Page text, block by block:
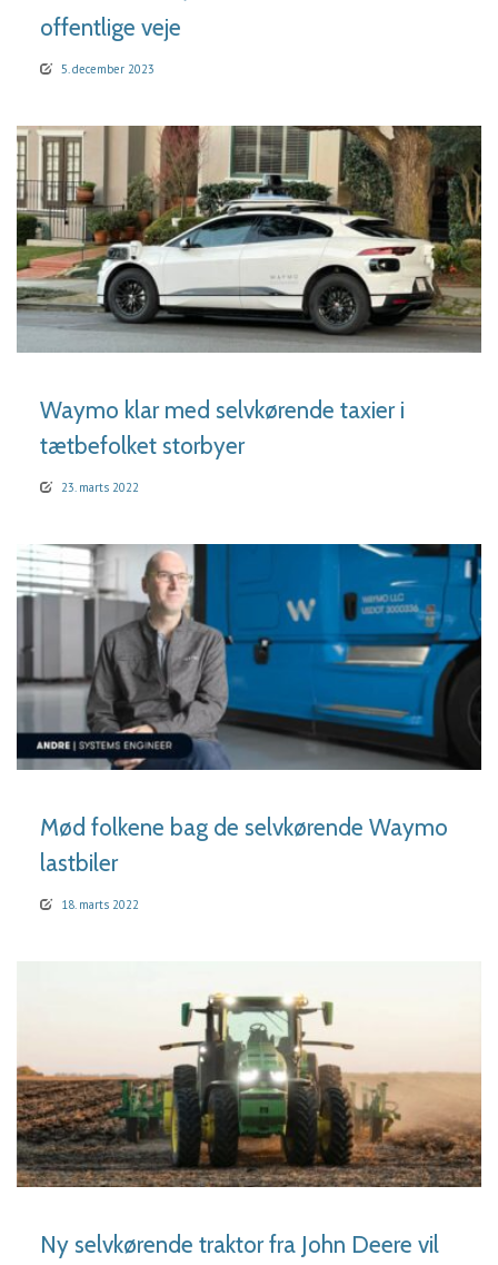
offentlige veje
5. december 2023
LÆS MERE
Waymo klar med selvkørende taxier i
tætbefolket storbyer
23. marts 2022
LÆS MERE
Mød folkene bag de selvkørende Waymo
lastbiler
18. marts 2022
LÆS MERE
Ny selvkørende traktor fra John Deere vil